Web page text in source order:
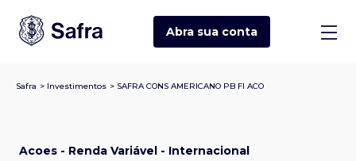
Abra sua conta
Safra > Investimentos > SAFRA CONS AMERICANO PB FI ACO
Acoes - Renda Variável - Internacional